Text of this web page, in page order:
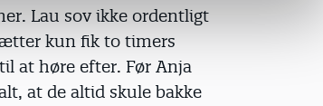
Lau sov ikke ordentligt
kun fik to timers
at høre efter. Før Anja
at de altid skule bakke